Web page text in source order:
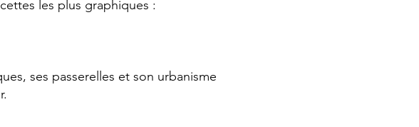
les plus graphiques :
ses passerelles et son urbanisme